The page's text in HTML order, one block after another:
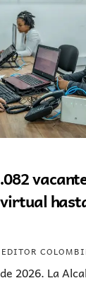
EDITOR
2026. La